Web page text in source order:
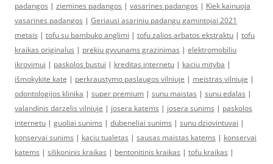
padangos | ziemines padangos | vasarines padangos | Kiek kainuoja
vasarines padangos | Geriausi asariniu padangu gamintojai 2021
metais | tofu su bambuko anglimi | tofu zalios arbatos ekstraktu | tofu
kraikas originalus | prekiu gyvunams grazinimas | elektromobiliu
ikrovimui | paskolos bustui | kreditas internetu | kaciu mityba |
išmokykite katę | perkraustymo paslaugos vilniuje | meistras vilniuje |
odontologijos klinika | super premium | sunu maistas | sunu edalas |
valandinis darzelis vilniuje | josera katems | josera sunims | paskolos
internetu | guoliai sunims | dubeneliai sunims | sunu dziovintuvai |
konservai sunims | kaciu tualetas | sausas maistas katems | konservai
katems | silikoninis kraikas | bentonitinis kraikas | tofu kraikas |